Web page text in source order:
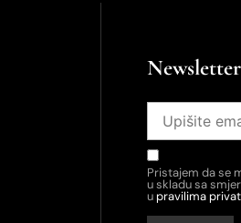
Newsletter
Pristajem da se
u skladu sa
upravilima